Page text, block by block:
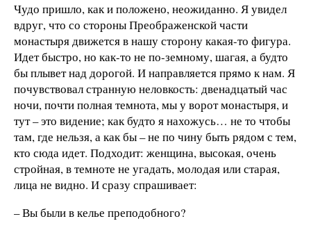
Чудо пришло, как и положено, неожиданно. Я увидел
вдруг, что со стороны Преображенской части
монастыря движется в нашу сторону какая-то фигура.
Идет быстро, но как-то не по-земному, шагая, а будто
бы плывет над дорогой. И направляется прямо к нам. Я
почувствовал странную неловкость: двенадцатый час
ночи, почти полная темнота, мы у ворот монастыря, и
тут – это видение; как будто я нахожусь… не то чтобы
там, где нельзя, а как бы – не по чину быть рядом с тем,
кто сюда идет. Подходит: женщина, высокая, очень
стройная, в темноте не угадать, молодая или старая,
лица не видно. И сразу спрашивает:
– Вы были в келье преподобного?